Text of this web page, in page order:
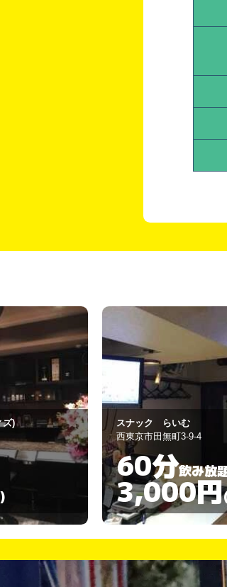
ＨＥＡＴ ＢＡＲ
西東京市東町3-11-2
50分飲み放
3,000円